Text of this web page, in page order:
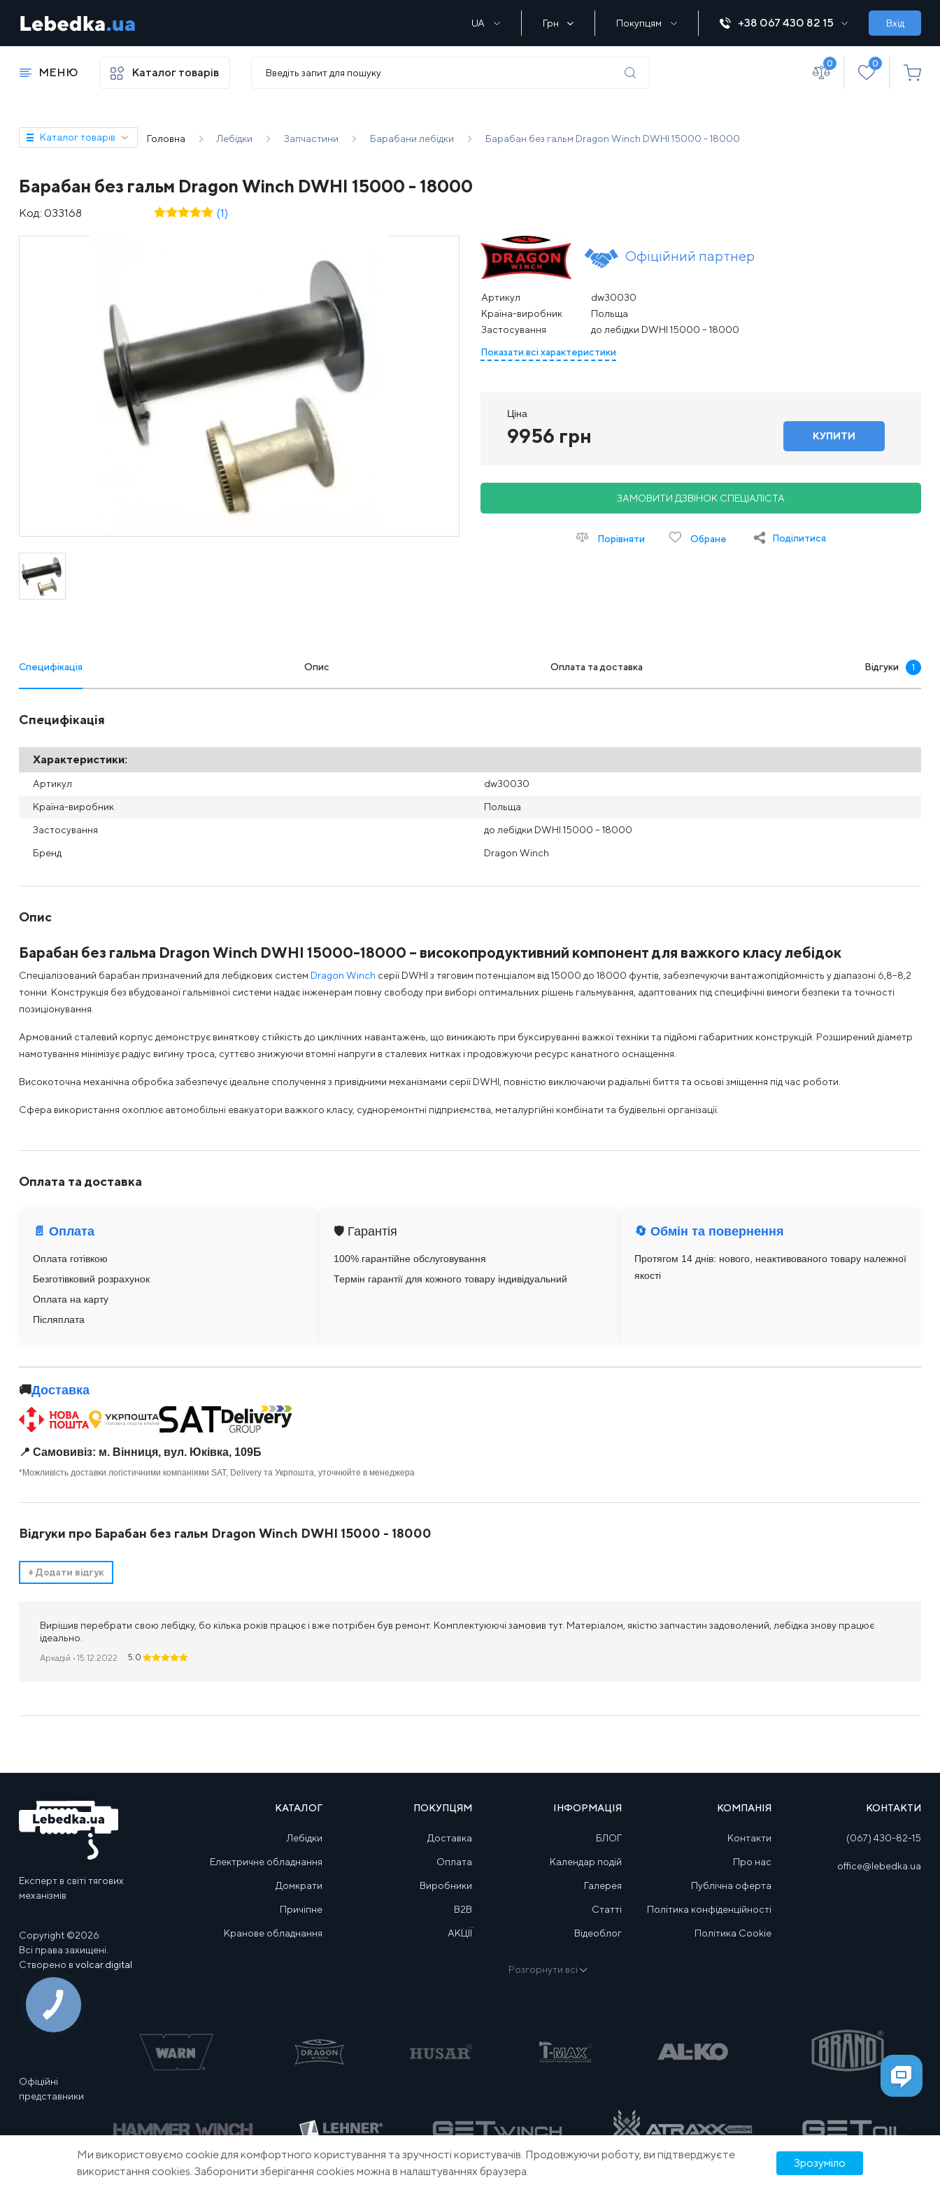
UA Грн Покупцям +38 067 430 82 15 Вхід
МЕНЮ Каталог товарів
0 0
Ми використовуємо cookie для комфортного користування та зручності користувачів. Продовжуючи роботу, ви підтверджуєте
використання cookies. Заборонити зберігання cookies можна в налаштуваннях браузера.
Зрозуміло
Каталог товарів Головна Лебідки Запчастини Барабани лебідки Барабан без гальм Dragon Winch DWHI 15000 - 18000
Барабан без гальм Dragon Winch DWHI 15000 - 18000
Код: 033168 (1)
Офіційний партнер
Артикул
dw30030
Країна-виробник
Польща
Застосування
до лебідки DWHI 15000 – 18000
Показати всі характеристики
Ціна
9956 грн
ЗАМОВИТИ ДЗВІНОК СПЕЦІАЛІСТА
Порівняти Обране Поділитися
Специфікація Опис Оплата та доставка Відгуки 1
Специфікація
Характеристики:
Артикул dw30030
Країна-виробник Польща
Застосування до лебідки DWHI 15000 – 18000
Бренд Dragon Winch
Опис
Барабан без гальма Dragon Winch DWHI 15000-18000 – високопродуктивний компонент для важкого класу лебідок
Спеціалізований барабан призначений для лебідкових систем Dragon Winch серії DWHI з тяговим потенціалом від 15000 до 18000 фунтів, забезпечуючи вантажопідйомність у діапазоні 6,8–8,2
тонни. Конструкція без вбудованої гальмівної системи надає інженерам повну свободу при виборі оптимальних рішень гальмування, адаптованих під специфічні вимоги безпеки та точності
позиціонування.
Армований сталевий корпус демонструє виняткову стійкість до циклічних навантажень, що виникають при буксируванні важкої техніки та підйомі габаритних конструкцій. Розширений діаметр
намотування мінімізує радіус вигину троса, суттєво знижуючи втомні напруги в сталевих нитках і продовжуючи ресурс канатного оснащення.
Високоточна механічна обробка забезпечує ідеальне сполучення з привідними механізмами серії DWHI, повністю виключаючи радіальні биття та осьові зміщення під час роботи.
Сфера використання охоплює автомобільні евакуатори важкого класу, судноремонтні підприємства, металургійні комбінати та будівельні організації.
Оплата та доставка
📄 Оплата
Оплата готівкою
Безготівковий розрахунок
Оплата на карту
Післяплата
🛡️ Гарантія
100% гарантійне обслуговування
Термін гарантії для кожного товару індивідуальний
🔄 Обмін та повернення
Протягом 14 днів: нового, неактивованого товару належної
якості
🚚Доставка
📍 Самовивіз: м. Вінниця, вул. Юківка, 109Б
*Можливість доставки логістичними компаніями SAT, Delivery та Укрпошта, уточнюйте в менеджера
Відгуки про Барабан без гальм Dragon Winch DWHI 15000 - 18000
+ Додати відгук
Вирішив перебрати свою лебідку, бо кілька років працює і вже потрібен був ремонт. Комплектуюючі замовив тут. Матеріалом, якістю запчастин задоволений, лебідка знову працює
ідеально.
Аркадій • 15.12.2022 5.0
Експерт в світі тягових
механізмів
Copyright ©2026
Всі права захищені.
Створено в volcar.digital
КАТАЛОГ
Лебідки
Електричне обладнання
Домкрати
Причіпне
Кранове обладнання
ПОКУПЦЯМ
Доставка
Оплата
Виробники
B2B
АКЦІЇ
ІНФОРМАЦІЯ
БЛОГ
Календар подій
Галерея
Статті
Відеоблог
КОМПАНІЯ
Контакти
Про нас
Публічна оферта
Політика конфіденційності
Політика Cookie
КОНТАКТИ
(067) 430-82-15
office@lebedka.ua
Розгорнути всі
Офіційні
представники